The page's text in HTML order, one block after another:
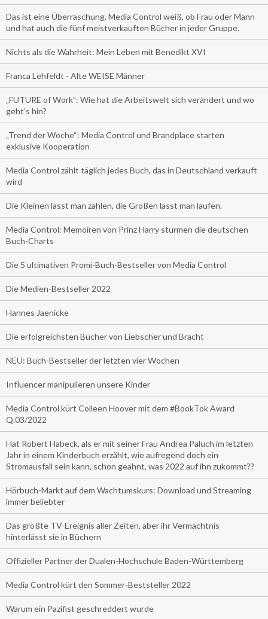
Das ist eine Überraschung. Media Control weiß, ob Frau oder Mann
und hat auch die fünf meistverkauften Bücher in jeder Gruppe.
Nichts als die Wahrheit: Mein Leben mit Benedikt XVI
Franca Lehfeldt - Alte WEISE Männer
„FUTURE of Work”: Wie hat die Arbeitswelt sich verändert und wo
geht’s hin?
„Trend der Woche“: Media Control und Brandplace starten
exklusive Kooperation
Media Control zählt täglich jedes Buch, das in Deutschland verkauft
wird
Die Kleinen lässt man zahlen, die Großen lässt man laufen.
Media Control: Memoiren von Prinz Harry stürmen die deutschen
Buch-Charts
Die 5 ultimativen Promi-Buch-Bestseller von Media Control
Die Medien-Bestseller 2022
Hannes Jaenicke
Die erfolgreichsten Bücher von Liebscher und Bracht
NEU: Buch-Bestseller der letzten vier Wochen
Influencer manipulieren unsere Kinder
Media Control kürt Colleen Hoover mit dem #BookTok Award
Q.03/2022
Hat Robert Habeck, als er mit seiner Frau Andrea Paluch im letzten
Jahr in einem Kinderbuch erzählt, wie aufregend doch ein
Stromausfall sein kann, schon geahnt, was 2022 auf ihn zukommt??
Hörbuch-Markt auf dem Wachtumskurs: Download und Streaming
immer beliebter
Das größte TV-Ereignis aller Zeiten, aber ihr Vermächtnis
hinterlässt sie in Büchern
Offizieller Partner der Dualen-Hochschule Baden-Württemberg
Media Control kürt den Sommer-Beststeller 2022
Warum ein Pazifist geschreddert wurde